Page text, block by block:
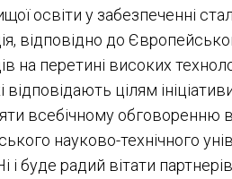
освіти у забезпеченні
відповідно до
на перетині високих
відповідають цілям
всебічному обговоренню
науково-технічного
буде радий вітати